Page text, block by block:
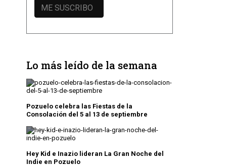
Lo más leído de la semana
Pozuelo celebra las Fiestas de la
Consolación del 5 al 13 de septiembre
Hey Kid e Inazio lideran La Gran Noche del
Indie en Pozuelo